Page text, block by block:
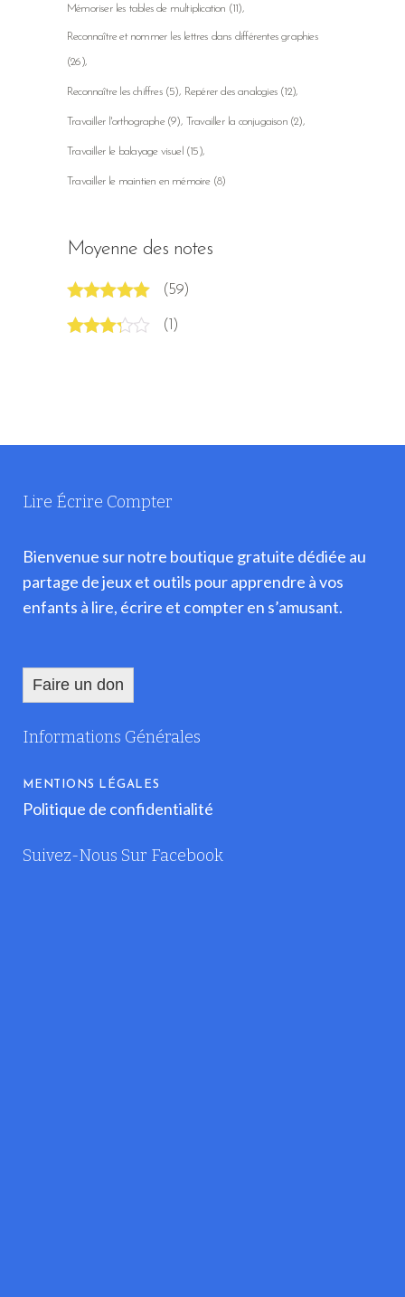
Mémoriser les tables de multiplication (11)
Reconnaître et nommer les lettres dans différentes graphies
(26)
Reconnaître les chiffres(5) Repérer des analogies (12)
Travailler l'orthographe(9) Travailler la conjugaison(2)
Travailler le balayage visuel (15)
Travailler le maintien en mémoire(8)
Moyenne des notes
Note 5sur 5
(59)
(1)
Lire Écrire Compter
Bienvenue sur notre boutique gratuite dédiée au
partage de jeux et outils pour apprendre à vos
enfants à lire, écrire et compter en s’amusant.
Faire un don
Informations Générales
MENTIONS LÉGALES
Politique de confidentialité
Suivez-Nous Sur Facebook